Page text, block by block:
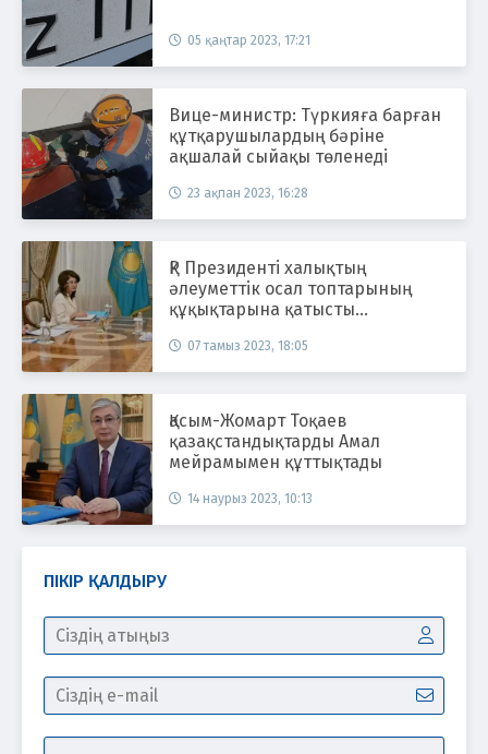
05 қаңтар 2023, 17:21
Вице-министр: Түркияға барған
құтқарушылардың бәріне
ақшалай сыйақы төленеді
23 ақпан 2023, 16:28
ҚР Президенті халықтың
әлеуметтік осал топтарының
құқықтарына қатысты
07 тамыз 2023, 18:05
Қасым-Жомарт Тоқаев
қазақстандықтарды Амал
мейрамымен құттықтады
14 наурыз 2023, 10:13
ПІКІР ҚАЛДЫРУ